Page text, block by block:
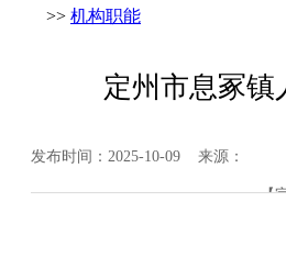
>> 机构职能
定州市息冢镇
发布时间：2025-10-09 来源：
【